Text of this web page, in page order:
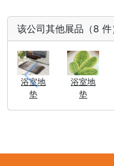
该公司其他展品（8 件
浴室地
垫
浴室地
垫